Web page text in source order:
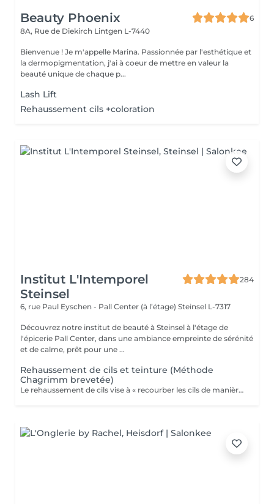
Beauty Phoenix
6
8A, Rue de Diekirch Lintgen L-7440
Bienvenue ! Je m'appelle Marina. Passionnée par l'esthétique et
la dermopigmentation, j'ai à coeur de mettre en valeur la
beauté unique de chaque p...
Lash Lift
Rehaussement cils +coloration
Institut L'Intemporel
Steinsel
284
6, rue Paul Eyschen - Pall Center (à l’étage) Steinsel L-7317
Découvrez notre institut de beauté à Steinsel à l'étage de
l'épicerie Pall Center, dans une ambiance empreinte de sérénité
et de calme, prêt pour une ...
Rehaussement de cils et teinture (Méthode
Chagrimm brevetée)
Le rehaussement de cils vise à « recourber les cils de manière naturelle afin de les galber et leur donner un effet mascara ». Et ce, sans même utiliser votre maquillage. Cela permet d'embellir et d'ouvrir le regard tout en lui donnant de la douceur, et ce, pour une durée moyenne de six semaines. Ultra-pratique pour une routine make-up allégée et un regard perçant dès le réveil. Ne remplacera jamais l'effet mascara. SVP pour éviter toute réaction ne pas venir avec des lentilles de contact ou prévoir le nécessaire pour les retirer avant la prestation et attendre minimum 3 mois entre deux rehaussements !